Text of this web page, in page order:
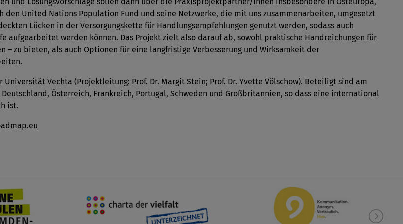
und Lösungsvorschläge sollen dann über die Praxisprojektpartner/innen insbesondere in Osteuropa,
den United Nations Population Fund und seine Netzwerke, die mit uns zusammenarbeiten, umgesetzt
Lücken in der Versorgungskette für Handlungsempfehlungen genutzt werden, sodass auch
aufgearbeitet werden können. Das Projekt zielt also darauf ab, sowohl praktische Handreichungen für
– zu bieten, als auch Optionen für eine langfristige Verbesserung und Wirksamkeit der
Vechta (Projektleitung: Prof. Dr. Margit Stein; Prof. Dr. Yvette Völschow). Beteiligt sind am
Österreich, Frankreich, Portugal, Schweden und Großbritannien, so dass eine international
ist.